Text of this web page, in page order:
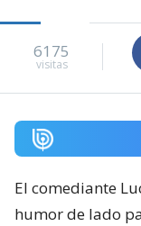
6175
visitas
El comediante
humor de lado